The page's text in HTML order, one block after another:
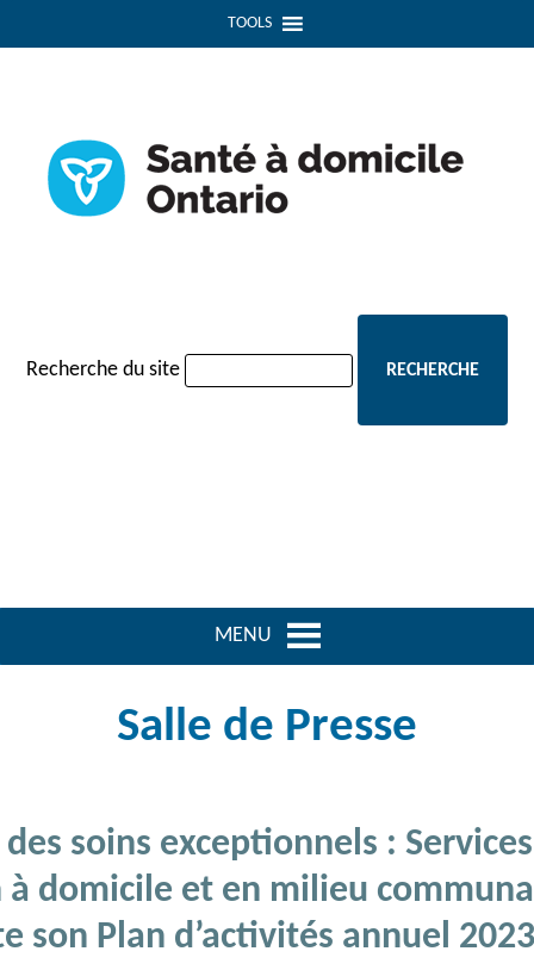
TOOLS
Recherche du site
MENU
Salle de Presse
soins exceptionnels :
à domicile et en milieu
son Plan d’activités annuel